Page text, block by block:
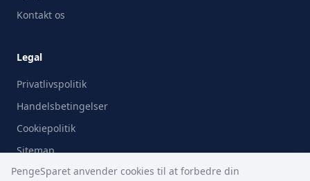
Kontakt os
Legal
Privatlivspolitik
Handelsbetingelser
Cookiepolitik
Sitemap
PengeSparet anvender cookies til at forbedre din